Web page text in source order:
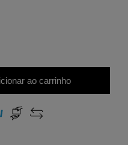
ao carrinho